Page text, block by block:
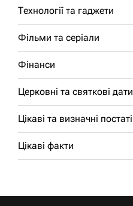
Технології та гаджети
Фільми та серіали
Фінанси
Церковні та святкові дати
Цікаві та визначні постаті
Цікаві факти